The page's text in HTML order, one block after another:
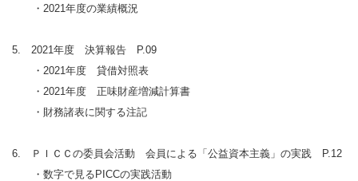
・2021年度の業績概況
5. 2021年度 決算報告 P.09
・2021年度 貸借対照表
・2021年度 正味財産増減計算書
・財務諸表に関する注記
6. ＰＩＣＣの委員会活動 会員による「公益資本主義」の実践 P.12
・数字で見るPICCの実践活動